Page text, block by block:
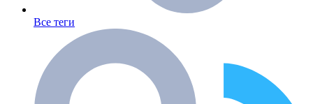
Все теги